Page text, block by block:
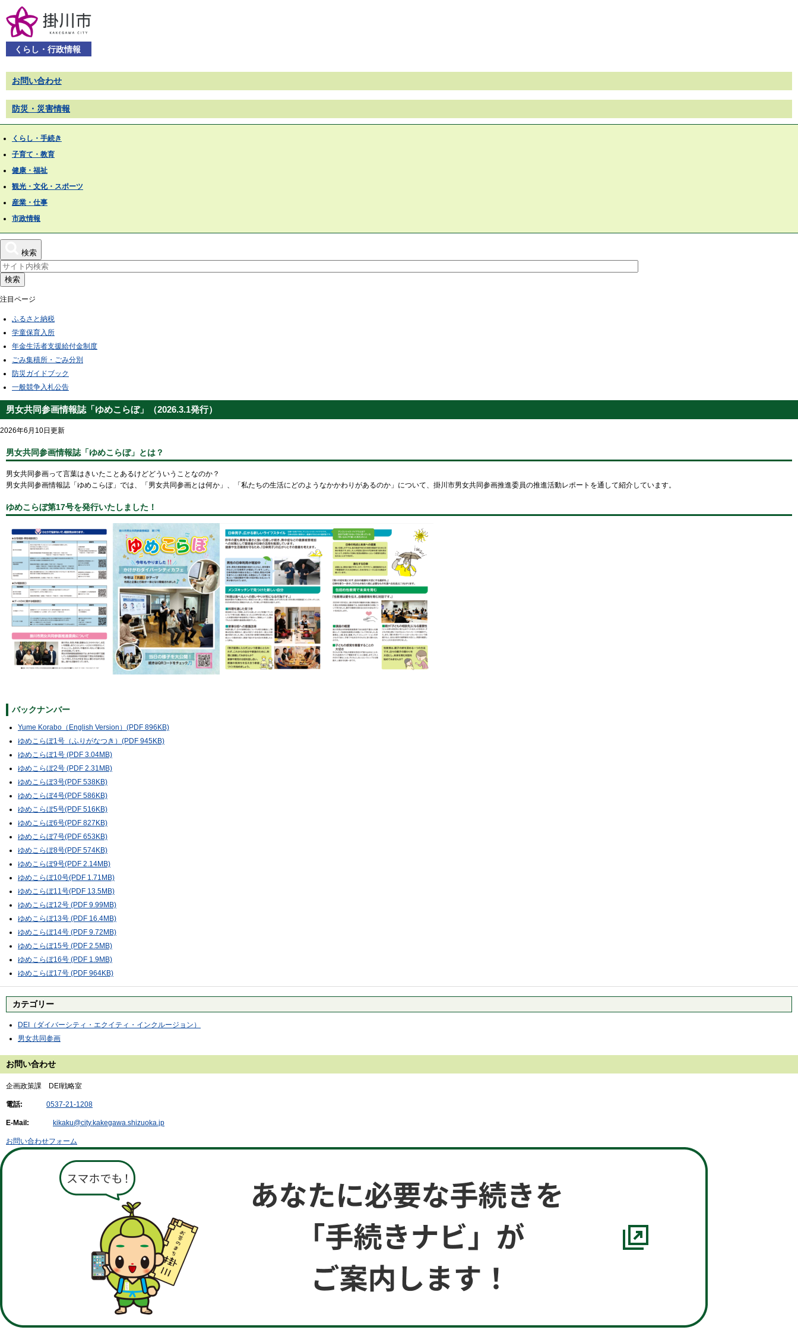
くらし・行政情報
お問い合わせ
防災・災害情報
くらし・手続き
子育て・教育
健康・福祉
観光・文化・スポーツ
産業・仕事
市政情報
検索
検索
注目ページ
ふるさと納税
学童保育入所
年金生活者支援給付金制度
ごみ集積所・ごみ分別
防災ガイドブック
一般競争入札公告
男女共同参画情報誌「ゆめこらぼ」（2026.3.1発行）
2026年6月10日更新
男女共同参画情報誌「ゆめこらぼ」とは？
男女共同参画って言葉はきいたことあるけどどういうことなのか？
男女共同参画情報誌「ゆめこらぼ」では、「男女共同参画とは何か」、「私たちの生活にどのようなかかわりがあるのか」について、掛川市男女共同参画推進委員の推進活動レポートを通して紹介しています。
ゆめこらぼ第17号を発行いたしました！
バックナンバー
Yume Korabo（English Version）(PDF 896KB)
ゆめこらぼ1号（ふりがなつき）(PDF 945KB)
ゆめこらぼ1号 (PDF 3.04MB)
ゆめこらぼ2号 (PDF 2.31MB)
ゆめこらぼ3号(PDF 538KB)
ゆめこらぼ4号(PDF 586KB)
ゆめこらぼ5号(PDF 516KB)
ゆめこらぼ6号(PDF 827KB)
ゆめこらぼ7号(PDF 653KB)
ゆめこらぼ8号(PDF 574KB)
ゆめこらぼ9号(PDF 2.14MB)
ゆめこらぼ10号(PDF 1.71MB)
ゆめこらぼ11号(PDF 13.5MB)
ゆめこらぼ12号 (PDF 9.99MB)
ゆめこらぼ13号 (PDF 16.4MB)
ゆめこらぼ14号 (PDF 9.72MB)
ゆめこらぼ15号 (PDF 2.5MB)
ゆめこらぼ16号 (PDF 1.9MB)
ゆめこらぼ17号 (PDF 964KB)
カテゴリー
DEI（ダイバーシティ・エクイティ・インクルージョン）
男女共同参画
お問い合わせ
企画政策課 DEI戦略室
電話: 0537-21-1208
E-Mail: kikaku@city.kakegawa.shizuoka.jp
お問い合わせフォーム